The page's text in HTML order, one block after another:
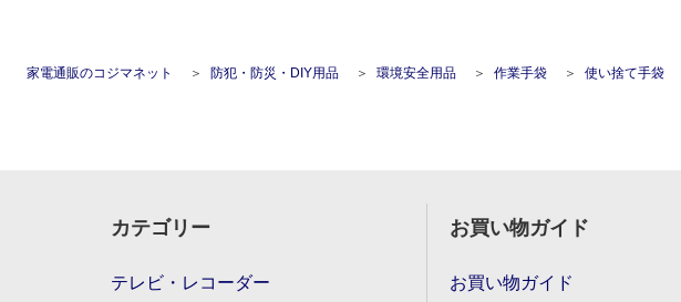
家電通販のコジマネット 防犯・防災・DIY用品 環境安全用品 作業手袋 使い捨て手袋
カテゴリー
テレビ・レコーダー
お買い物ガイド
お買い物ガイド